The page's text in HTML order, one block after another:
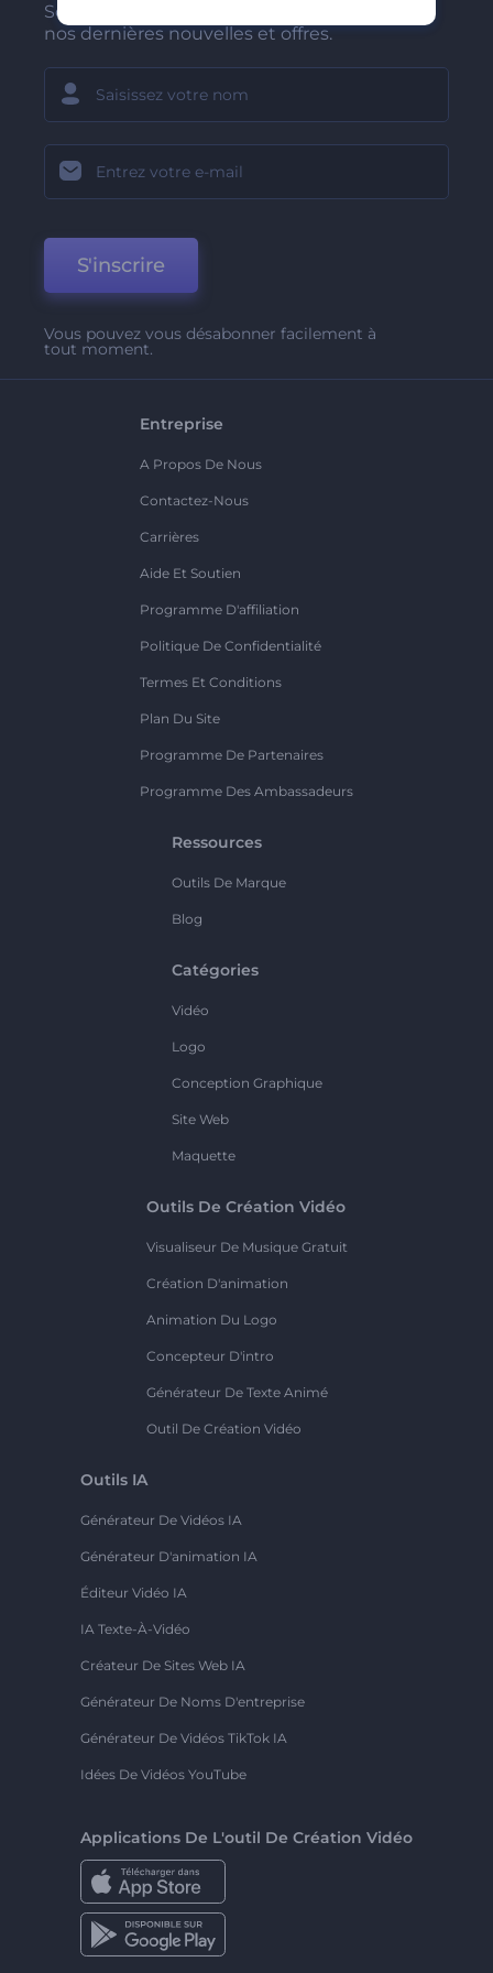
Soyez parmi les premiers à recevoir
nos dernières nouvelles et offres.
S'inscrire
Vous pouvez vous désabonner facilement à
tout moment.
Entreprise
A Propos De Nous
Contactez-Nous
Carrières
Aide Et Soutien
Programme D'affiliation
Politique De Confidentialité
Termes Et Conditions
Plan Du Site
Programme De Partenaires
Programme Des Ambassadeurs
Ressources
Outils De Marque
Blog
Catégories
Vidéo
Logo
Conception Graphique
Site Web
Maquette
Outils De Création Vidéo
Visualiseur De Musique Gratuit
Création D'animation
Animation Du Logo
Concepteur D'intro
Générateur De Texte Animé
Outil De Création Vidéo
Outils IA
Générateur De Vidéos IA
Générateur D'animation IA
Éditeur Vidéo IA
IA Texte-À-Vidéo
Créateur De Sites Web IA
Générateur De Noms D'entreprise
Générateur De Vidéos TikTok IA
Idées De Vidéos YouTube
Applications De L'outil De Création Vidéo